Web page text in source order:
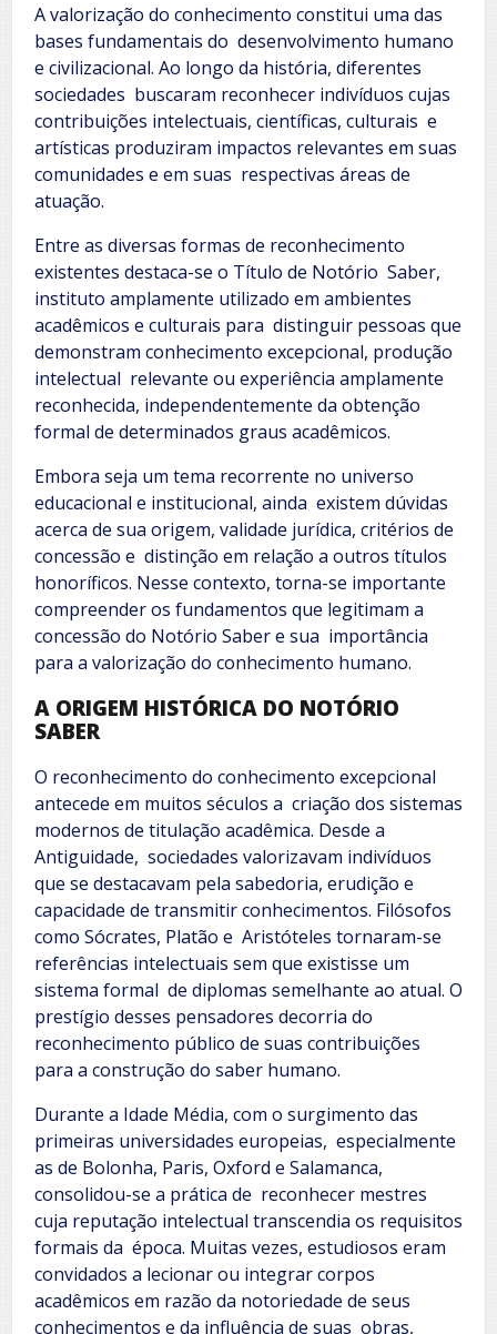
A valorização do conhecimento constitui uma das
bases fundamentais do desenvolvimento humano
e civilizacional. Ao longo da história, diferentes
sociedades buscaram reconhecer indivíduos cujas
contribuições intelectuais, científicas, culturais e
artísticas produziram impactos relevantes em suas
comunidades e em suas respectivas áreas de
atuação.
Entre as diversas formas de reconhecimento
existentes destaca-se o Título de Notório Saber,
instituto amplamente utilizado em ambientes
acadêmicos e culturais para distinguir pessoas que
demonstram conhecimento excepcional, produção
intelectual relevante ou experiência amplamente
reconhecida, independentemente da obtenção
formal de determinados graus acadêmicos.
Embora seja um tema recorrente no universo
educacional e institucional, ainda existem dúvidas
acerca de sua origem, validade jurídica, critérios de
concessão e distinção em relação a outros títulos
honoríficos. Nesse contexto, torna-se importante
compreender os fundamentos que legitimam a
concessão do Notório Saber e sua importância
para a valorização do conhecimento humano.
A ORIGEM HISTÓRICA DO NOTÓRIO
SABER
O reconhecimento do conhecimento excepcional
antecede em muitos séculos a criação dos sistemas
modernos de titulação acadêmica. Desde a
Antiguidade, sociedades valorizavam indivíduos
que se destacavam pela sabedoria, erudição e
capacidade de transmitir conhecimentos. Filósofos
como Sócrates, Platão e Aristóteles tornaram-se
referências intelectuais sem que existisse um
sistema formal de diplomas semelhante ao atual. O
prestígio desses pensadores decorria do
reconhecimento público de suas contribuições
para a construção do saber humano.
Durante a Idade Média, com o surgimento das
primeiras universidades europeias, especialmente
as de Bolonha, Paris, Oxford e Salamanca,
consolidou-se a prática de reconhecer mestres
cuja reputação intelectual transcendia os requisitos
formais da época. Muitas vezes, estudiosos eram
convidados a lecionar ou integrar corpos
acadêmicos em razão da notoriedade de seus
conhecimentos e da influência de suas obras,